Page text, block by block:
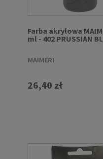
Farba akrylowa
ml - 402 PRUSSIAN
MAIMERI
26,40 zł